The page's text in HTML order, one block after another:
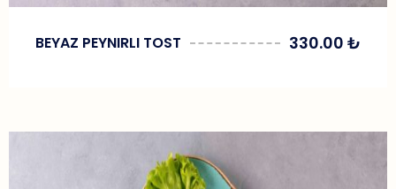
BEYAZ PEYNIRLI TOST 330.00 ₺